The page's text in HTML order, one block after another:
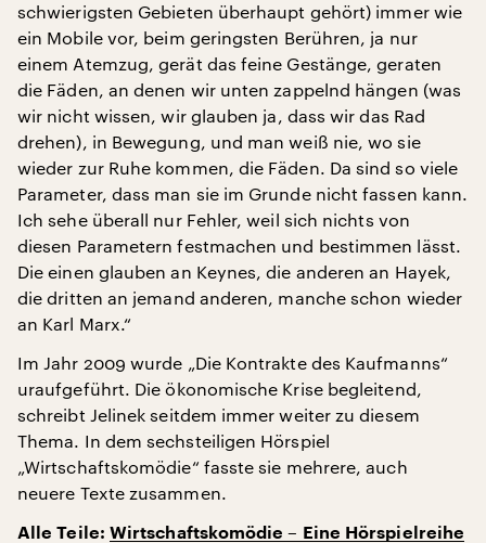
schwierigsten Gebieten überhaupt gehört) immer wie
ein Mobile vor, beim geringsten Berühren, ja nur
einem Atemzug, gerät das feine Gestänge, geraten
die Fäden, an denen wir unten zappelnd hängen (was
wir nicht wissen, wir glauben ja, dass wir das Rad
drehen), in Bewegung, und man weiß nie, wo sie
wieder zur Ruhe kommen, die Fäden. Da sind so viele
Parameter, dass man sie im Grunde nicht fassen kann.
Ich sehe überall nur Fehler, weil sich nichts von
diesen Parametern festmachen und bestimmen lässt.
Die einen glauben an Keynes, die anderen an Hayek,
die dritten an jemand anderen, manche schon wieder
an Karl Marx.“
Im Jahr 2009 wurde „Die Kontrakte des Kaufmanns“
uraufgeführt. Die ökonomische Krise begleitend,
schreibt Jelinek seitdem immer weiter zu diesem
Thema. In dem sechsteiligen Hörspiel
„Wirtschaftskomödie“ fasste sie mehrere, auch
neuere Texte zusammen.
Alle Teile: Wirtschaftskomödie – Eine Hörspielreihe